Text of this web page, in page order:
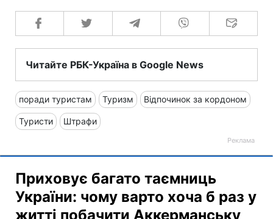
Читайте РБК-Україна в Google News
поради туристам Туризм Відпочинок за кордоном
Туристи Штрафи
Приховує багато таємниць
України: чому варто хоча б раз у
житті побачити Аккерманську